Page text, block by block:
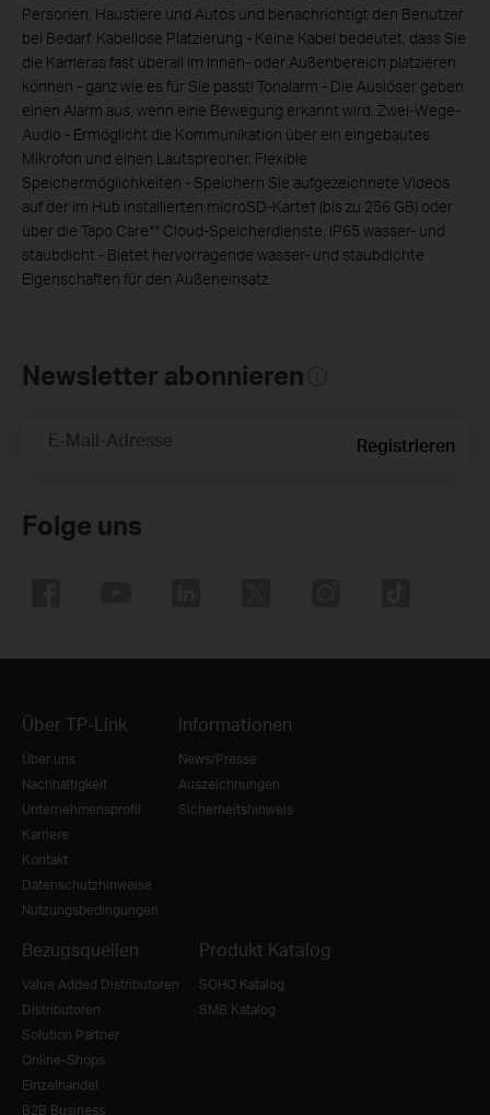
Personen, Haustiere und Autos und benachrichtigt den Benutzer
bei Bedarf. Kabellose Platzierung - Keine Kabel bedeutet, dass Sie
die Kameras fast überall im Innen- oder Außenbereich platzieren
können - ganz wie es für Sie passt! Tonalarm - Die Auslöser geben
einen Alarm aus, wenn eine Bewegung erkannt wird. Zwei-Wege-
Audio - Ermöglicht die Kommunikation über ein eingebautes
Mikrofon und einen Lautsprecher. Flexible
Speichermöglichkeiten - Speichern Sie aufgezeichnete Videos
auf der im Hub installierten microSD-Karte† (bis zu 256 GB) oder
über die Tapo Care** Cloud-Speicherdienste. IP65 wasser- und
staubdicht - Bietet hervorragende wasser- und staubdichte
Eigenschaften für den Außeneinsatz.
Newsletter abonnieren
E-Mail-Adresse Registrieren
Folge uns
Über TP-Link
Über uns
Nachhaltigkeit
Unternehmensprofil
Karriere
Kontakt
Datenschutzhinweise
Nutzungsbedingungen
Informationen
News/Presse
Auszeichnungen
Sicherheitshinweis
Bezugsquellen
Value Added Distributoren
Distributoren
Solution Partner
Online-Shops
Einzelhandel
B2B Business
Produkt Katalog
SOHO Katalog
SMB Katalog